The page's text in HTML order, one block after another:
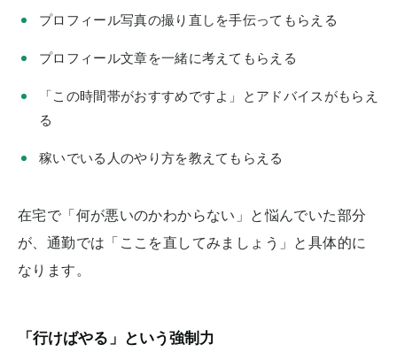
プロフィール写真の撮り直しを手伝ってもらえる
プロフィール文章を一緒に考えてもらえる
「この時間帯がおすすめですよ」とアドバイスがもらえ
る
稼いでいる人のやり方を教えてもらえる
在宅で「何が悪いのかわからない」と悩んでいた部分
が、通勤では「ここを直してみましょう」と具体的に
なります。
「行けばやる」という強制力